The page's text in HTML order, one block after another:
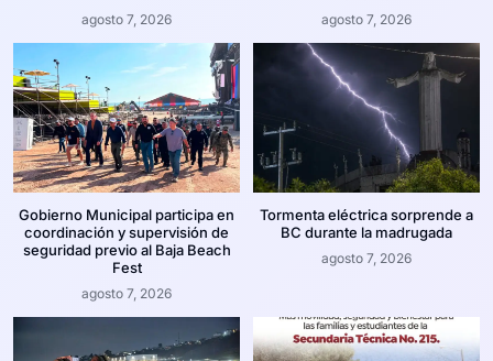
agosto 7, 2026 agosto 7, 2026
Gobierno Municipal participa en
coordinación y supervisión de
seguridad previo al Baja Beach
Fest
agosto 7, 2026
Tormenta eléctrica sorprende a
BC durante la madrugada
agosto 7, 2026